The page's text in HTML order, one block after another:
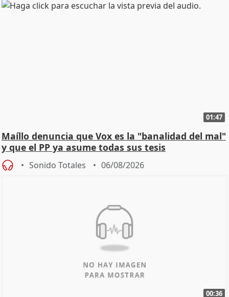
01:47
Maíllo denuncia que Vox es la "banalidad del mal"
y que el PP ya asume todas sus tesis
Sonido Totales 06/08/2026
00:36